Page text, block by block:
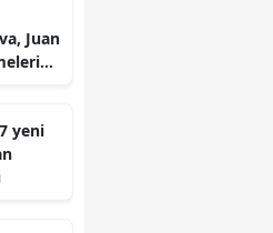
Juan
yeni